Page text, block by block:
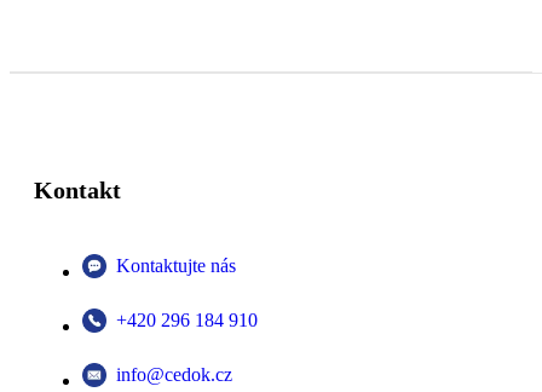
Kontakt
Kontaktujte nás
+420 296 184 910
info@cedok.cz